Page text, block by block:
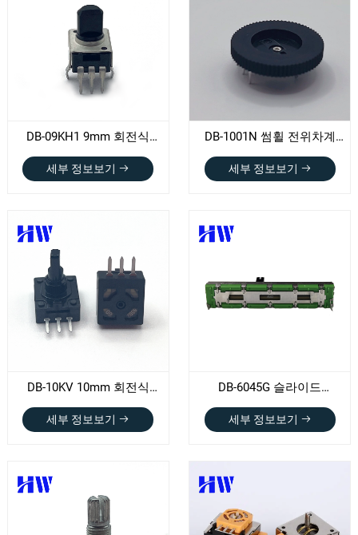
DB-09KH1 9mm 회전식
전위차계
세부 정보보기
DB-1001N 썸휠 전위차계
(D20XT2.8)
세부 정보보기
DB-10KV 10mm 회전식
전위차계
세부 정보보기
DB-6045G 슬라이드
전위차계
세부 정보보기